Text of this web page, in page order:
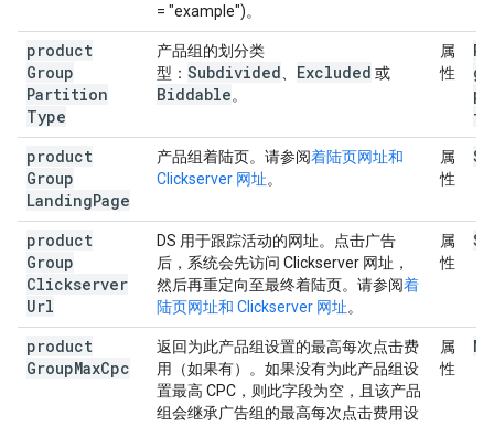
= "example")。
product
Group
Partition
Type
产品组的划分类
型： Subdivided Excluded 或
Biddable。
属
性
product
Group
LandingPage
产品组着陆页。请参阅着陆页网址和
Clickserver 网址。
属
性
product
Group
Clickserver
Url
DS 用于跟踪活动的网址。点击广告
后，系统会先访问 Clickserver 网址，
然后再重定向至最终着陆页。请参阅着
陆页网址和 Clickserver 网址。
属
性
product
GroupMaxCpc
返回为此产品组设置的最高每次点击费
用（如果有）。如果没有为此产品组设
置最高 CPC，则此字段为空，且该产品
组会继承广告组的最高每次点击费用设
属
性